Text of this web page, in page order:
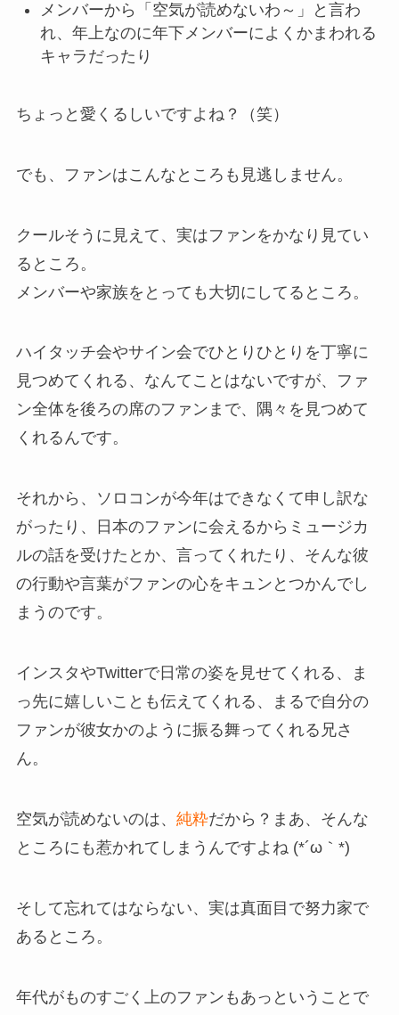
メンバーから「空気が読めないわ～」と言わ
れ、年上なのに年下メンバーによくかまわれる
キャラだったり
ちょっと愛くるしいですよね？（笑）
でも、ファンはこんなところも見逃しません。
クールそうに見えて、実はファンをかなり見てい
るところ。
メンバーや家族をとっても大切にしてるところ。
ハイタッチ会やサイン会でひとりひとりを丁寧に
見つめてくれる、なんてことはないですが、ファ
ン全体を後ろの席のファンまで、隅々を見つめて
くれるんです。
それから、ソロコンが今年はできなくて申し訳な
がったり、日本のファンに会えるからミュージカ
ルの話を受けたとか、言ってくれたり、そんな彼
の行動や言葉がファンの心をキュンとつかんでし
まうのです。
インスタやTwitterで日常の姿を見せてくれる、ま
っ先に嬉しいことも伝えてくれる、
まるで自分の
ファンが彼女かのように振る舞ってくれる兄さ
ん。
空気が読めないのは、 純粋だから？まあ、そんな
ところにも惹かれてしまうんですよね (*´ω｀*)
そして忘れてはならない、実は真面目で努力家で
あるところ。
年代がものすごく上のファンもあっということで